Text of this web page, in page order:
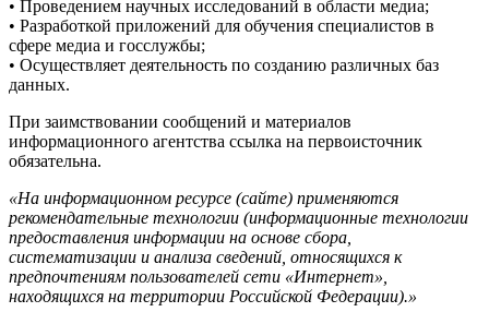
• Проведением научных исследований в области медиа;
• Разработкой приложений для обучения специалистов в
сфере медиа и госслужбы;
• Осуществляет деятельность по созданию различных баз
данных.
При заимствовании сообщений и материалов
информационного агентства ссылка на первоисточник
обязательна.
«На информационном ресурсе (сайте) применяются
рекомендательные технологии (информационные технологии
предоставления информации на основе сбора,
систематизации и анализа сведений, относящихся к
предпочтениям пользователей сети «Интернет»,
находящихся на территории Российской Федерации).»